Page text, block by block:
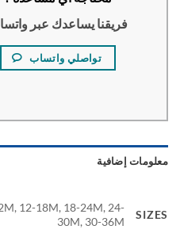
فريقنا يساعدك عبر واتساب
تواصلي واتساب
إضافية
9-12M, 12-18M, 18-24M, 24-
30M, 30-36M